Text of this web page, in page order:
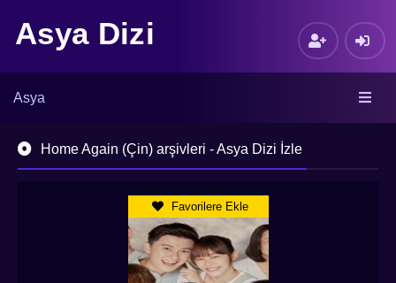
Asya Dizi
Asya
Home Again (Çin) arşivleri - Asya Dizi İzle
Favorilere Ekle